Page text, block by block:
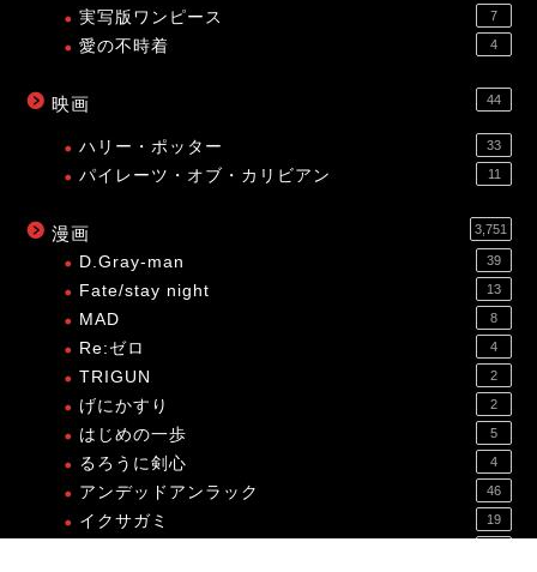
実写版ワンピース 7
愛の不時着 4
映画 44
ハリー・ポッター 33
パイレーツ・オブ・カリビアン 11
漫画 3,751
D.Gray-man 39
Fate/stay night 13
MAD 8
Re:ゼロ 4
TRIGUN 2
げにかすり 2
はじめの一歩 5
るろうに剣心 4
アンデッドアンラック 46
イクサガミ 19